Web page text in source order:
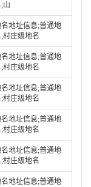
山
地址信息;普通地
村庄级地名
地址信息;普通地
村庄级地名
地址信息;普通地
村庄级地名
地址信息;普通地
村庄级地名
地址信息;普通地
村庄级地名
地址信息;普通地